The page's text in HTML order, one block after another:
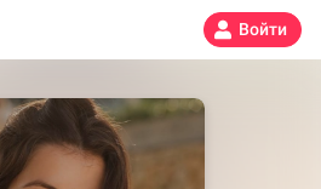
Войти